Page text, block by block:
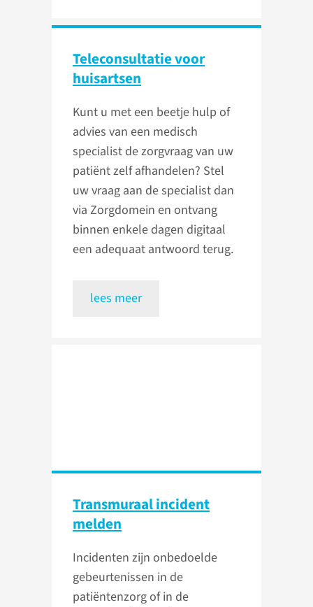
Teleconsultatie voor
huisartsen
Kunt u met een beetje hulp of
advies van een medisch
specialist de zorgvraag van uw
patiënt zelf afhandelen? Stel
uw vraag aan de specialist dan
via Zorgdomein en ontvang
binnen enkele dagen digitaal
een adequaat antwoord terug.
lees meer
Transmuraal incident
melden
Incidenten zijn onbedoelde
gebeurtenissen in de
patiëntenzorg of in de